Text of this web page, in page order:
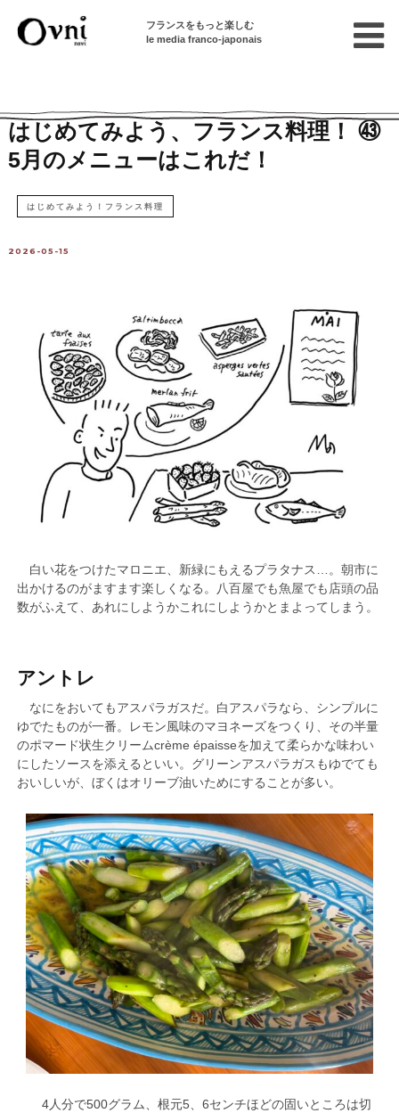
フランスをもっと楽しむ
le media franco-japonais
はじめてみよう、フランス料理！ ㊸
5月のメニューはこれだ！
はじめてみよう！フランス料理
2026-05-15
白い花をつけたマロニエ、新緑にもえるプラタナス…。朝市に
出かけるのがますます楽しくなる。八百屋でも魚屋でも店頭の品
数がふえて、あれにしようかこれにしようかとまよってしまう。
アントレ
なにをおいてもアスパラガスだ。白アスパラなら、シンプルに
ゆでたものが一番。レモン風味のマヨネーズをつくり、その半量
のポマード状生クリームcrème épaisseを加えて柔らかな味わい
にしたソースを添えるといい。グリーンアスパラガスもゆでても
おいしいが、ぼくはオリーブ油いためにすることが多い。
4人分で500グラム、根元5、6センチほどの固いところは切